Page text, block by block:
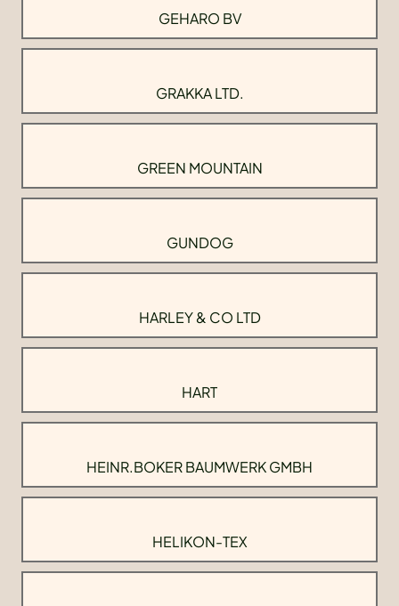
GEHARO BV
GRAKKA LTD.
GREEN MOUNTAIN
GUNDOG
HARLEY & CO LTD
HART
HEINR.BOKER BAUMWERK GMBH
HELIKON-TEX